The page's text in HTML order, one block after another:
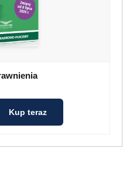
Kup teraz